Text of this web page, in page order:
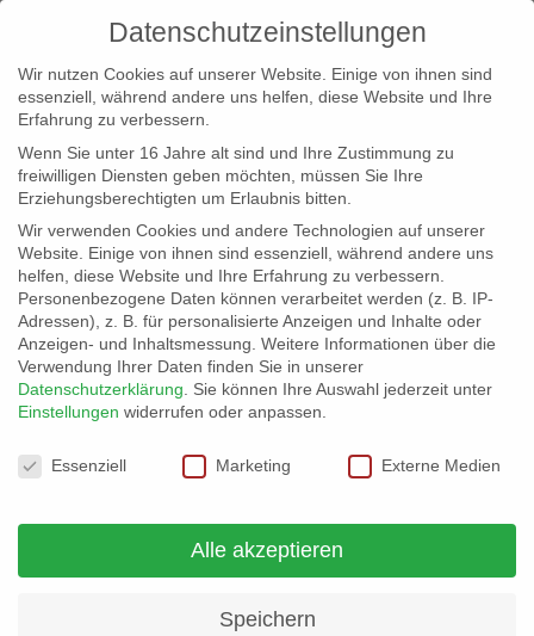
info@erfolgreich-events.de
+4940 46 777 230
Datenschutzeinstellungen
Wir nutzen Cookies auf unserer Website. Einige von ihnen sind
essenziell, während andere uns helfen, diese Website und Ihre
Erfahrung zu verbessern.
Wenn Sie unter 16 Jahre alt sind und Ihre Zustimmung zu
freiwilligen Diensten geben möchten, müssen Sie Ihre
Erziehungsberechtigten um Erlaubnis bitten.
Wir verwenden Cookies und andere Technologien auf unserer
Website. Einige von ihnen sind essenziell, während andere uns
helfen, diese Website und Ihre Erfahrung zu verbessern.
Personenbezogene Daten können verarbeitet werden (z. B. IP-
Adressen), z. B. für personalisierte Anzeigen und Inhalte oder
Anzeigen- und Inhaltsmessung. Weitere Informationen über die
Verwendung Ihrer Daten finden Sie in unserer
Datenschutzerklärung
Sie können Ihre Auswahl jederzeit unter
Einstellungen widerrufen oder anpassen.
Datenschutzeinstellungen
Essenziell Marketing Externe Medien
Alle akzeptieren
Speichern